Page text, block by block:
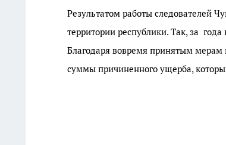
Результатом работы следователей
территории республики. Так, за
Благодаря вовремя принятым мерам
суммы причиненного ущерба,